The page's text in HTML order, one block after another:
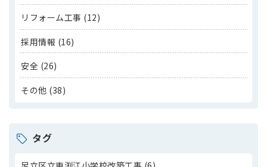
リフォーム工事 (12)
採用情報 (16)
安全 (26)
その他 (38)
タグ